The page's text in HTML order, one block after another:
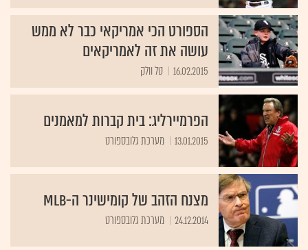
הספורט הכי אמריקאי כבר לא ממש
עושה את זה לאמריקאים
16.02.2015 טל וולק
הפרמיירליג: בית קברות למאמנים
13.01.2015 מערכת גלובספורט
מצנח הזהב של קומישינר ה-MLB
24.12.2014 מערכת גלובספורט